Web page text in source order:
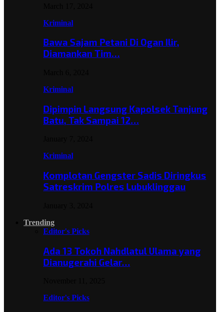
Kriminal
Bawa Sajam Petani Di Ogan Ilir,
Diamankan Tim…
Kriminal
Dipimpin Langsung Kapolsek Tanjung
Batu, Tak Sampai 12…
Kriminal
Komplotan Gengster Sadis Diringkus
Satreskrim Polres Lubuklinggau
Trending
Editor's Picks
Ada 13 Tokoh Nahdlatul Ulama yang
Dianugerahi Gelar…
Editor's Picks